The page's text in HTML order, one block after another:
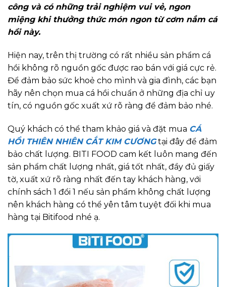
công và có những trải nghiệm vui vẻ, ngon
miệng khi thưởng thức món ngon từ cơm nắm cá
hồi này.
Hiện nay, trên thị trường có rất nhiều sản phẩm cá
hồi không rõ nguồn gốc được rao bán với giá cực rẻ.
Để đảm bảo sức khoẻ cho mình và gia đình, các bạn
hãy nên chọn mua cá hồi chuẩn ở những địa chỉ uy
tín, có nguồn gốc xuất xứ rõ ràng để đảm bảo nhé.
Quý khách có thể tham khảo giá và đặt mua CÁ
HỒI THIÊN NHIÊN CẮT KIM CƯƠNGtại đây để đảm
bảo chất lượng. BITI FOOD cam kết luôn mang đến
sản phẩm chất lượng nhất, giá tốt nhất, đầy đủ giấy
tờ, xuất xứ rõ ràng nhất đến tay khách hàng, với
chính sách 1 đổi 1 nếu sản phẩm không chất lượng
nên khách hàng có thể yên tâm tuyệt đối khi mua
hàng tại Bitifood nhé ạ.